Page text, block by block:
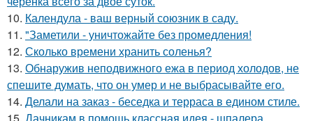
10. Календула - ваш верный союзник в саду.
11. "Заметили - уничтожайте без промедления!
12. Сколько времени хранить соленья?
13. Обнаружив неподвижного ежа в период холодов, не
спешите думать, что он умер и не выбрасывайте его.
14. Делали на заказ - беседка и терраса в едином стиле.